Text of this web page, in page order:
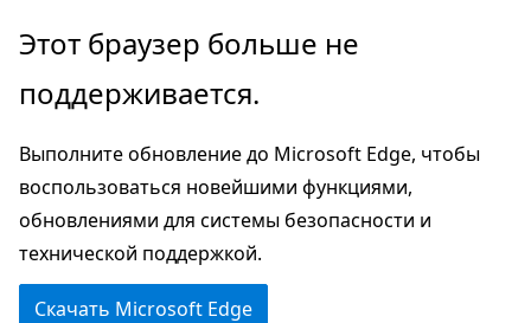
Пропустить
перейти
основному
содержимому
Этот браузер больше не
поддерживается.
Выполните обновление до Microsoft Edge, чтобы
воспользоваться новейшими функциями,
обновлениями для системы безопасности и
технической поддержкой.
Скачать Microsoft Edge